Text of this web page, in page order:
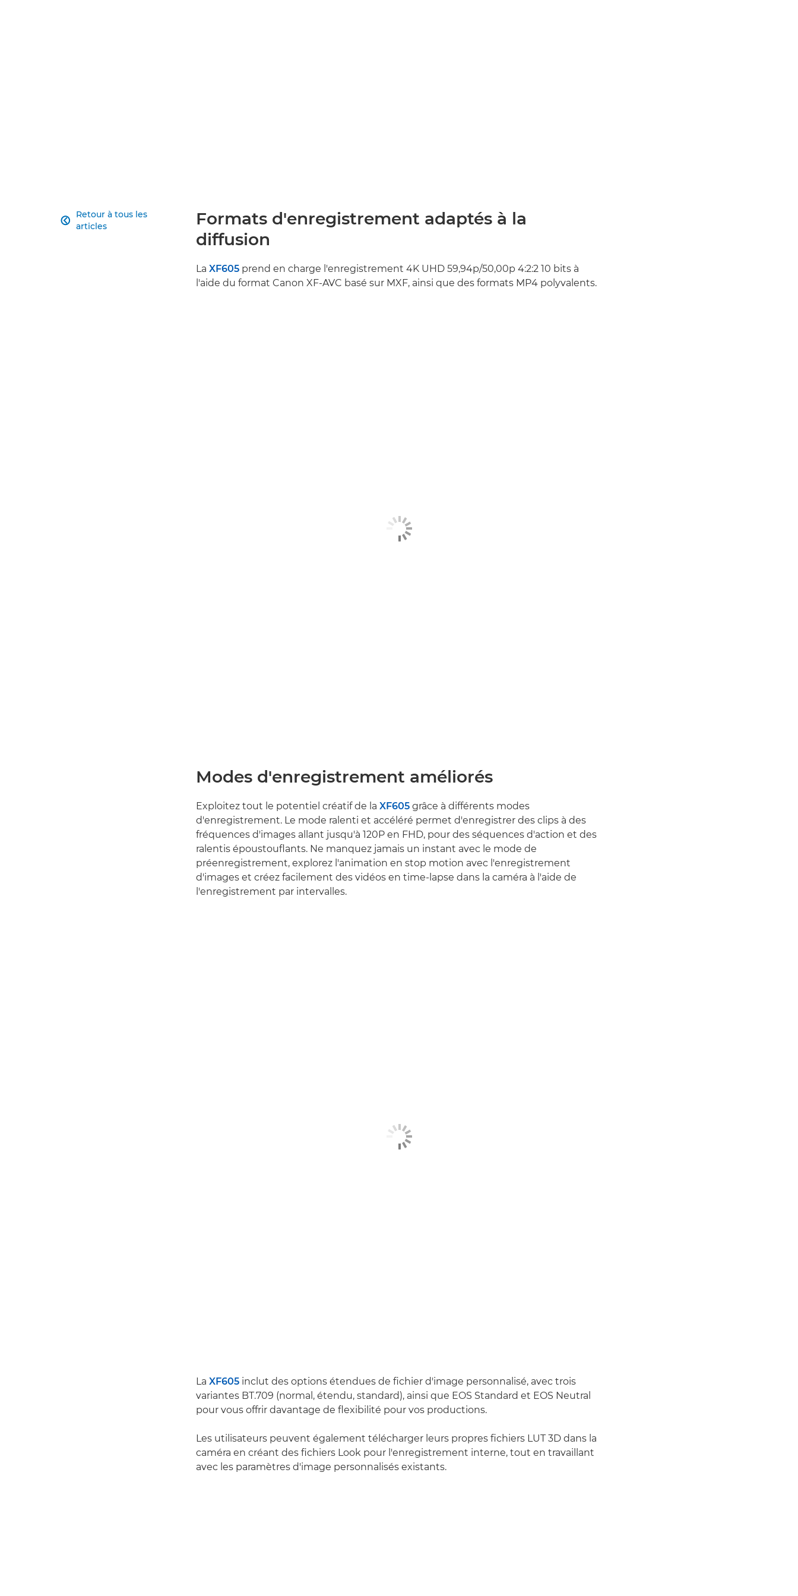
Retour à tous les
articles

Formats d'enregistrement adaptés à la
diffusion
La XF605 prend en charge l'enregistrement 4K UHD 59,94p/50,00p 4:2:2 10 bits à
l'aide du format Canon XF-AVC basé sur MXF, ainsi que des formats MP4 polyvalents.
Modes d'enregistrement améliorés
Exploitez tout le potentiel créatif de la XF605 grâce à différents modes
d'enregistrement. Le mode ralenti et accéléré permet d'enregistrer des clips à des
fréquences d'images allant jusqu'à 120P en FHD, pour des séquences d'action et des
ralentis époustouflants. Ne manquez jamais un instant avec le mode de
préenregistrement, explorez l'animation en stop motion avec l'enregistrement
d'images et créez facilement des vidéos en time-lapse dans la caméra à l'aide de
l'enregistrement par intervalles.
La XF605 inclut des options étendues de fichier d'image personnalisé, avec trois
variantes BT.709 (normal, étendu, standard), ainsi que EOS Standard et EOS Neutral
pour vous offrir davantage de flexibilité pour vos productions.
Les utilisateurs peuvent également télécharger leurs propres fichiers LUT 3D dans la
caméra en créant des fichiers Look pour l'enregistrement interne, tout en travaillant
avec les paramètres d'image personnalisés existants.